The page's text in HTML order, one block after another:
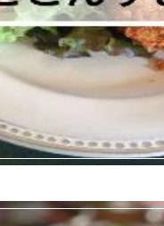
マイトレジ
桜さん、山
穂さん 他